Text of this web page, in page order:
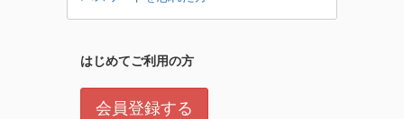
はじめてご利用の方
会員登録する